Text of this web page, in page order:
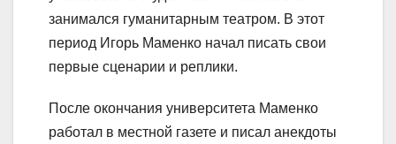
занимался гуманитарным театром. В этот
период Игорь Маменко начал писать свои
первые сценарии и реплики.
После окончания университета Маменко
работал в местной газете и писал анекдоты